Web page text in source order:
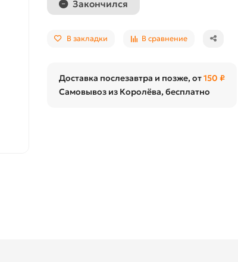
Закончился
В закладки В сравнение
Доставка послезавтра и позже, от150 ₽
Самовывоз из Королёва, бесплатно